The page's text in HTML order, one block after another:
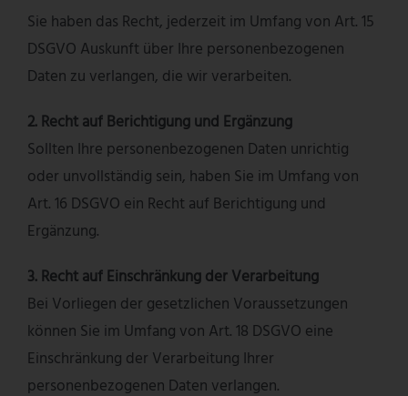
Sie haben das Recht, jederzeit im Umfang von Art. 15
DSGVO Auskunft über Ihre personenbezogenen
Daten zu verlangen, die wir verarbeiten.
2. Recht auf Berichtigung und Ergänzung
Sollten Ihre personenbezogenen Daten unrichtig
oder unvollständig sein, haben Sie im Umfang von
Art. 16 DSGVO ein Recht auf Berichtigung und
Ergänzung.
3. Recht auf Einschränkung der Verarbeitung
Bei Vorliegen der gesetzlichen Voraussetzungen
können Sie im Umfang von Art. 18 DSGVO eine
Einschränkung der Verarbeitung Ihrer
personenbezogenen Daten verlangen.